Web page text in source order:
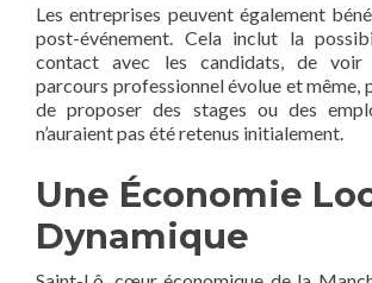
Les entreprises peuvent également
post-événement. Cela inclut la
contact avec les candidats, de voir
parcours professionnel évolue et même,
de proposer des stages ou des
n’auraient pas été retenus initialement.
Une Économie
Dynamique